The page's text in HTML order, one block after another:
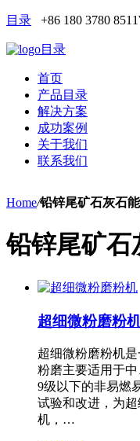
目录 +86 180 3780 8511
目录
首页
产品目录
解决方案
成功案例
关于我们
联系我们
Home/铅锌尾矿石灰石
铅锌尾矿石
超细微粉磨粉
超细微粉磨粉机
粉磨主要适用于
9级以下的非易燃
试验和改进，为
机，…